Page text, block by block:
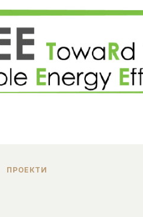
ПРОЕКТИ